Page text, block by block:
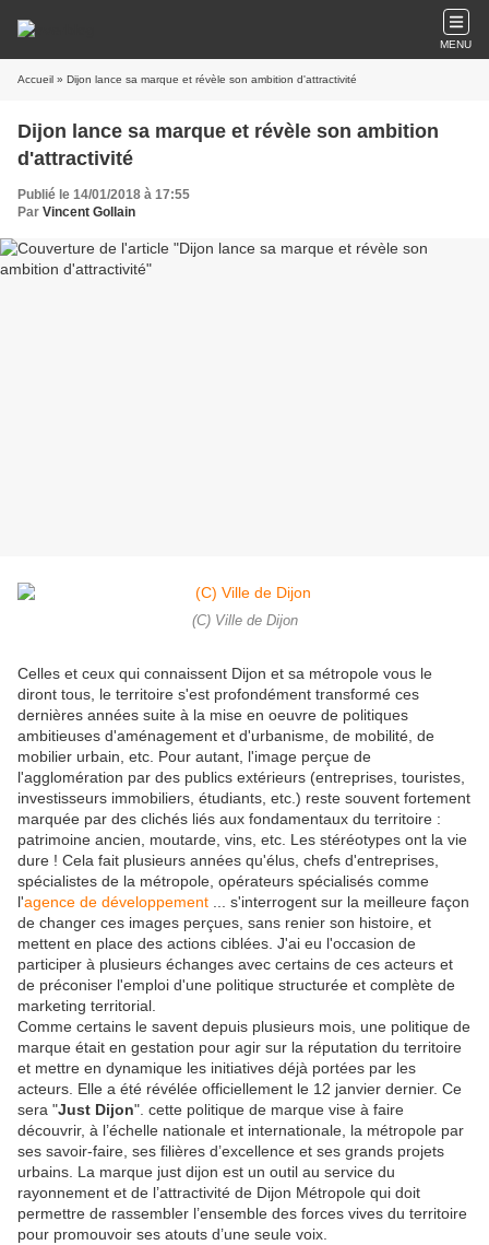
MENU
Accueil » Dijon lance sa marque et révèle son ambition d'attractivité
Dijon lance sa marque et révèle son ambition
d'attractivité
Publié le 14/01/2018 à 17:55
Par Vincent Gollain
(C) Ville de Dijon
Celles et ceux qui connaissent Dijon et sa métropole vous le
diront tous, le territoire s'est profondément transformé ces
dernières années suite à la mise en oeuvre de politiques
ambitieuses d'aménagement et d'urbanisme, de mobilité, de
mobilier urbain, etc. Pour autant, l'image perçue de
l'agglomération par des publics extérieurs (entreprises, touristes,
investisseurs immobiliers, étudiants, etc.) reste souvent fortement
marquée par des clichés liés aux fondamentaux du territoire :
patrimoine ancien, moutarde, vins, etc. Les stéréotypes ont la vie
dure ! Cela fait plusieurs années qu'élus, chefs d'entreprises,
spécialistes de la métropole, opérateurs spécialisés comme
l'agence de développement ... s'interrogent sur la meilleure façon
de changer ces images perçues, sans renier son histoire, et
mettent en place des actions ciblées. J'ai eu l'occasion de
participer à plusieurs échanges avec certains de ces acteurs et
de préconiser l'emploi d'une politique structurée et complète de
marketing territorial.
Comme certains le savent depuis plusieurs mois, une politique de
marque était en gestation pour agir sur la réputation du territoire
et mettre en dynamique les initiatives déjà portées par les
acteurs. Elle a été révélée officiellement le 12 janvier dernier. Ce
sera "Just Dijon". cette politique de marque vise à faire
découvrir, à l’échelle nationale et internationale, la métropole par
ses savoir-faire, ses filières d’excellence et ses grands projets
urbains. La marque just dijon est un outil au service du
rayonnement et de l’attractivité de Dijon Métropole qui doit
permettre de rassembler l’ensemble des forces vives du territoire
pour promouvoir ses atouts d’une seule voix.